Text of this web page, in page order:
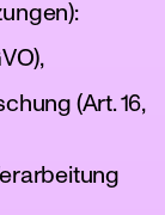
(Art. 16,